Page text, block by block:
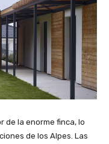
de la enorme finca, lo
de los Alpes. Las